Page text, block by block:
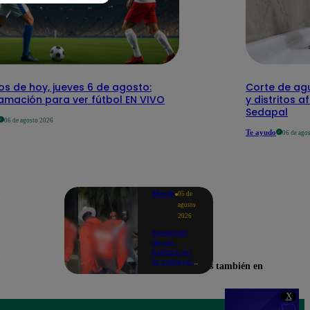
X
de hoy, jueves 6 de agosto:
para ver fútbol EN VIVO
06 de agosto 2026
Corte de
y distritos
Sedapal
Te ayudo 06 de
Mundo 05 de
agosto
2026
Asesinan
de un
balazo en
la cabeza a
en vivo
Encuéntranos también en